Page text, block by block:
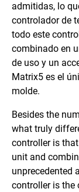
admitidas, lo
controlador de
todo este
combinado en
de uso y un
Matrix5 es el
molde.
Besides the
what truly
controller is
unit and
unprecedented
controller is the